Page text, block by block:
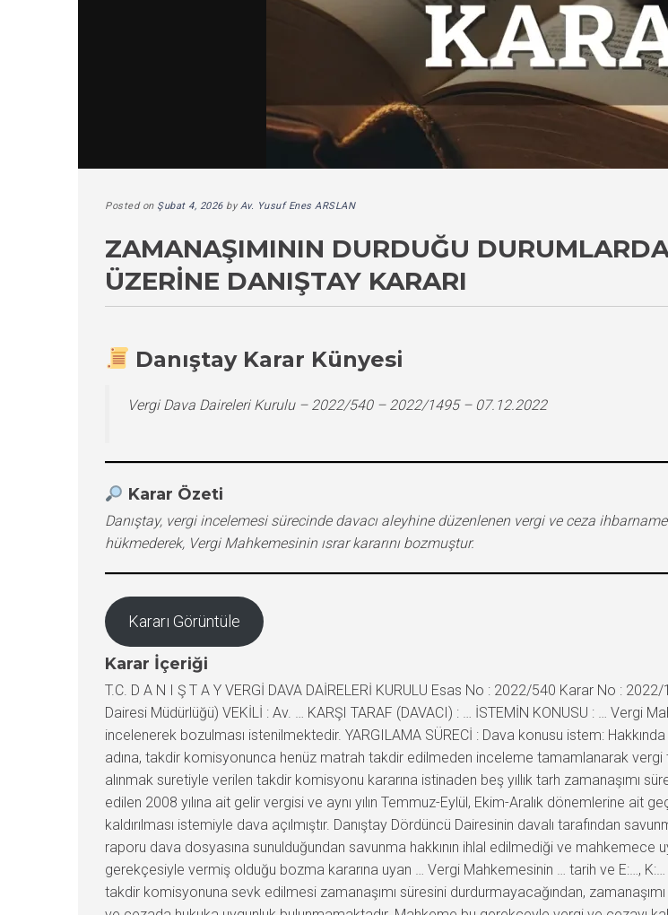
Posted on Şubat 4, 2026byAv. Yusuf Enes ARSLAN
ZAMANAŞIMININ DURDUĞU
ÜZERINE DANIŞTAY KARARI
Danıştay Karar Künyesi
Vergi Dava Daireleri Kurulu – 2022/540 – 2022/1495 – 07.12.2022
Karar Özeti
Danıştay, vergi incelemesi sürecinde davacı aleyhine düzenlenen vergi ve ceza
hükmederek, Vergi Mahkemesinin ısrar kararını bozmuştur.
Kararı Görüntüle
Karar İçeriği
T.C. D A N I Ş T A Y VERGİ DAVA DAİRELERİ KURULU Esas No : 2022/540 Karar No :
Dairesi Müdürlüğü) VEKİLİ : Av. … KARŞI TARAF (DAVACI) : … İSTEMİN KONUSU : … Vergi
incelenerek bozulması istenilmektedir. YARGILAMA SÜRECİ : Dava konusu istem:
adına, takdir komisyonunca henüz matrah takdir edilmeden inceleme tamamlanarak
alınmak suretiyle verilen takdir komisyonu kararına istinaden beş yıllık tarh zamanaşımı
edilen 2008 yılına ait gelir vergisi ve aynı yılın Temmuz-Eylül, Ekim-Aralık dönemlerine ait
kaldırılması istemiyle dava açılmıştır. Danıştay Dördüncü Dairesinin davalı tarafından
raporu dava dosyasına sunulduğundan savunma hakkının ihlal edilmediği ve mahkemece
gerekçesiyle vermiş olduğu bozma kararına uyan … Vergi Mahkemesinin … tarih ve E:…, K:…
takdir komisyonuna sevk edilmesi zamanaşımı süresini durdurmayacağından,